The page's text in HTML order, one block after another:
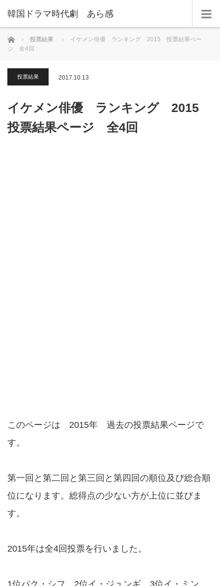
韓国ドラマ時代劇 あら感
ホーム 投票結果
イケメン俳優 ランキング 2015 投票結果ペー
ジ 全4回
投票結果 2017.10.13
イケメン俳優 ランキング 2015
投票結果ページ 全4回
このページは 2015年 過去の投票結果ページで
す。
第一回と第二回と第三回と第四回の順位及び総合順
位になります。総得点の少ない方が上位に並びま
す。
2015年は全4回投票を行いました。
1位パク・シフ 2位イ・ジュンギ 3位イ・ミン